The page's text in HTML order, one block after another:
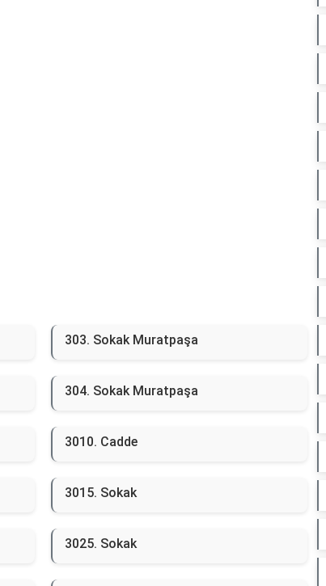
303. Sokak Muratpaşa
304. Sokak Muratpaşa
3010. Cadde
3015. Sokak
3025. Sokak